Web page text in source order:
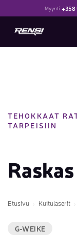
Myynti +358
TEHOKKAAT
TARPEISIIN
Etusivu Kuitulaserit
G-WEIKE